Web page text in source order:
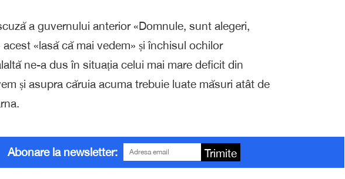
a guvernului anterior «Domnule, sunt alegeri,
acest «lasă că mai vedem» și închisul ochilor
ne-a dus în situația celui mai mare deficit din
și asupra căruia acuma trebuie luate măsuri atât de
Abonare la newsletter: Trimite